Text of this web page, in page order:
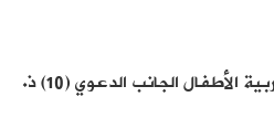
جوانب من منهج السلف في تربية الأطفال الجانب الدعوي (10) ذ.